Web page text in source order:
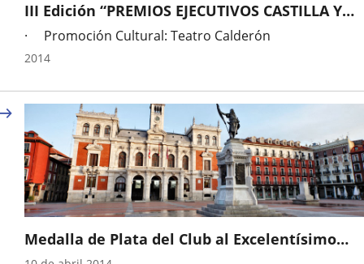
III Edición “PREMIOS EJECUTIVOS CASTILLA Y
LEÓN”, otorgados por la revista “EJECUTIVOS”
entre otras categorías, a:
· Promoción Cultural: Teatro Calderón
Año
2014
Medalla de Plata del Club al Excelentísimo
Ayuntamiento de Valladolid, por su continua